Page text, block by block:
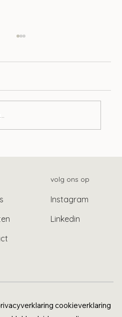
volg ons op
Instagram
Linkedin
cookieverklaring